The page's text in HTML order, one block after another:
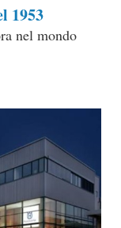
1953
nel mondo